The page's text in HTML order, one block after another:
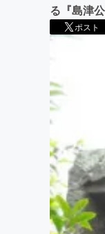
る『島津
ポスト